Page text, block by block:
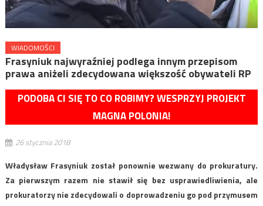
WIADOMOŚCI
Frasyniuk najwyraźniej podlega innym przepisom
prawa aniżeli zdecydowana większość obywateli RP
PODOBA CI SIĘ TO CO ROBIMY? WESPRZYJ PROJEKT
MAGNA POLONIA!
26 stycznia 2018
Władysław Frasyniuk został ponownie wezwany do prokuratury.
Za pierwszym razem nie stawił się bez usprawiedliwienia, ale
prokuratorzy nie zdecydowali o doprowadzeniu go pod przymusem